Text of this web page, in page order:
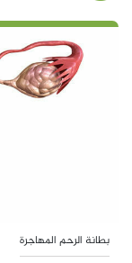
بطانة الرحم المهاجرة